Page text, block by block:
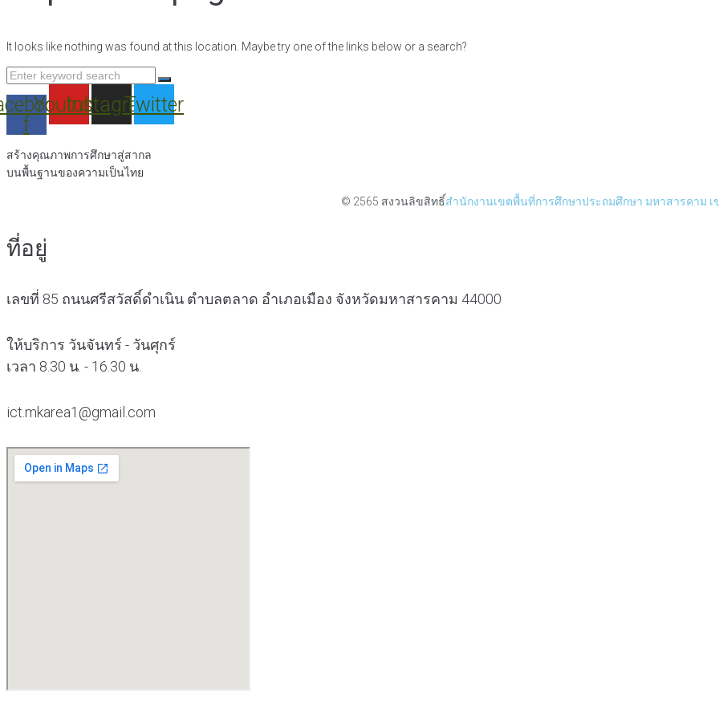
It looks like nothing was found at this location. Maybe try one of the links below or a search?
Search
for:
f
Youtube
Instagram
Twitter
สร้างคุณภาพการศึกษาสู่สากล
บนพื้นฐานของความเป็นไทย
© 2565 สงวนลิขสิทธิ์สำนักงานเขตพื้นที่การศึกษาประถมศึกษา มหาสารคาม เ
ที่อยู่
เลขที่ 85 ถนนศรีสวัสดิ์ดำเนิน ตำบลตลาด อำเภอเมือง จังหวัดมหาสารคาม 44000
ให้บริการ วันจันทร์ - วันศุกร์
เวลา 8.30 น. - 16.30 น.
ict.mkarea1@gmail.com